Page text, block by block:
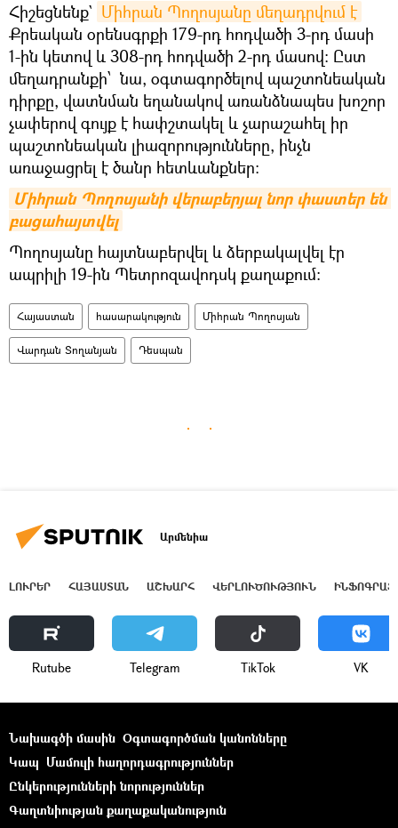
Հիշեցնենք` Միհրան Պողոսյանը մեղադրվում է
Քրեական օրենսգրքի 179-րդ հոդվածի 3-րդ մասի
1-ին կետով և 308-րդ հոդվածի 2-րդ մասով: Ըստ
մեղադրանքի՝ նա, օգտագործելով պաշտոնեական
դիրքը, վատնման եղանակով առանձնապես խոշոր
չափերով գույք է հափշտակել և չարաշահել իր
պաշտոնեական լիազորությունները, ինչն
առաջացրել է ծանր հետևանքներ:
Միհրան Պողոսյանի վերաբերյալ նոր փաստեր են
բացահայտվել
Պողոսյանը հայտնաբերվել և ձերբակալվել էր
ապրիլի 19-ին Պետրոզավոդսկ քաղաքում:
Հայաստան հասարակություն Միհրան Պողոսյան
Վարդան Տողանյան Դեսպան
Արմենիա
ԼՈՒՐԵՐ ՀԱՅԱՍՏԱՆ ԱՇԽԱՐՀ ՎԵՐԼՈՒԾՈՒԹՅՈՒՆ
Rutube Telegram ТikТоk VK
Նախագծի մասին Օգտագործման կանոնները
Կապ Մամուլի հաղորդագրություններ
Ընկերությունների նորություններ
Գաղտնիության քաղաքականություն